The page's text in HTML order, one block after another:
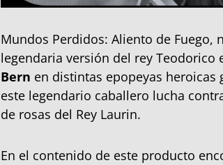
Mundos Perdidos: Aliento de Fuego,
legendaria versión del rey Teodorico
Bern en distintas epopeyas heroicas
este legendario caballero lucha
de rosas del Rey Laurin.
En el contenido de este producto